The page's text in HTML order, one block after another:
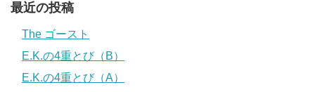
最近の投稿
The ゴースト
E.K.の4重とび（B）
E.K.の4重とび（A）